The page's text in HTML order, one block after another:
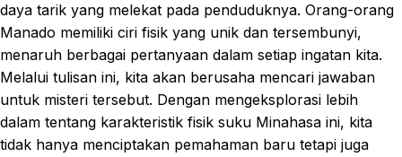
daya tarik yang melekat pada penduduknya. Orang-orang
Manado memiliki ciri fisik yang unik dan tersembunyi,
menaruh berbagai pertanyaan dalam setiap ingatan kita.
Melalui tulisan ini, kita akan berusaha mencari jawaban
untuk misteri tersebut. Dengan mengeksplorasi lebih
dalam tentang karakteristik fisik suku Minahasa ini, kita
tidak hanya menciptakan pemahaman baru tetapi juga